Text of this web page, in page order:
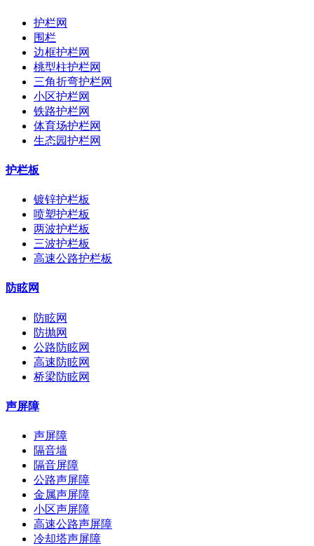
护栏网
围栏
边框护栏网
桃型柱护栏网
三角折弯护栏网
小区护栏网
铁路护栏网
体育场护栏网
生态园护栏网
护栏板
镀锌护栏板
喷塑护栏板
两波护栏板
三波护栏板
高速公路护栏板
防眩网
防眩网
防抛网
公路防眩网
高速防眩网
桥梁防眩网
声屏障
声屏障
隔音墙
隔音屏障
公路声屏障
金属声屏障
小区声屏障
高速公路声屏障
冷却塔声屏障